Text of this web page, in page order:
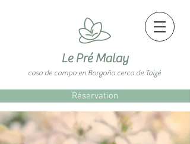
Le Pré Malay
casa de campo en Borgoña cerca de Taizé
Réservation